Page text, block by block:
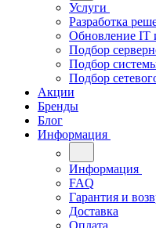
Услуги
Разработка
Обновление IT
Подбор
Подбор
Подбор
Акции
Бренды
Блог
Информация
Информация
FAQ
Гарантия и
Доставка